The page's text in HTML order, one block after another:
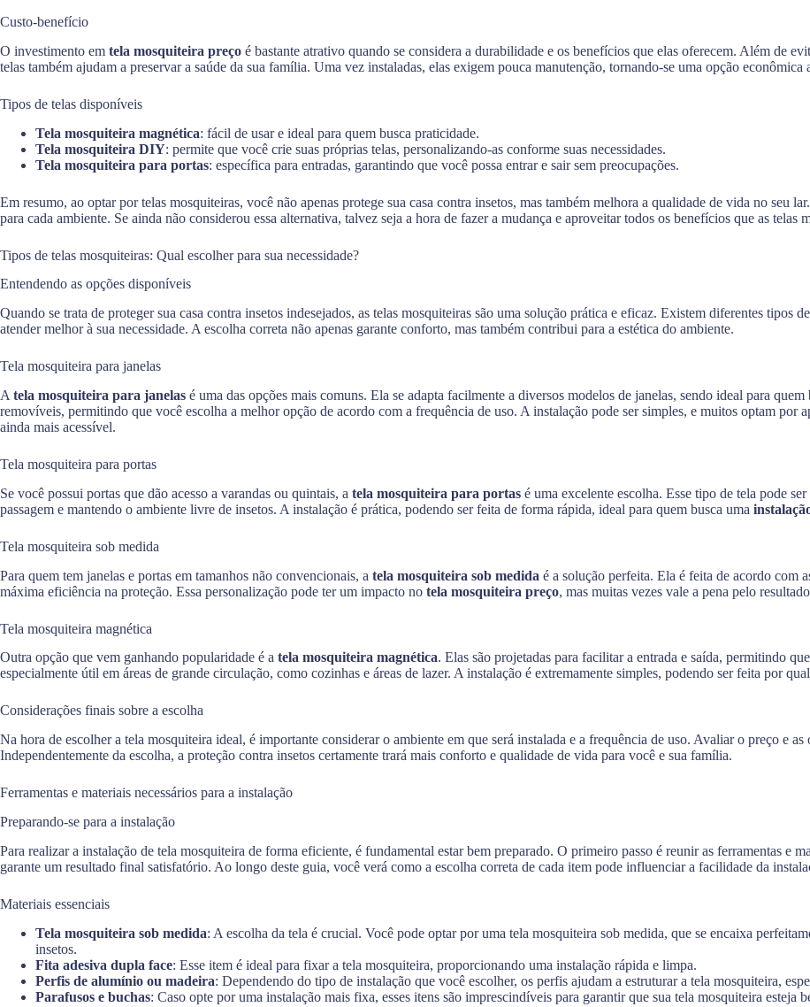
Custo-benefício
O investimento em tela mosquiteira preço é bastante atrativo quando se considera a durabilidade e os benefícios que elas oferecem. Além de
telas também ajudam a preservar a saúde da sua família. Uma vez instaladas, elas exigem pouca manutenção, tornando-se uma opção econômica
Tipos de telas disponíveis
Tela mosquiteira magnética: fácil de usar e ideal para quem busca praticidade.
Tela mosquiteira DIY: permite que você crie suas próprias telas, personalizando-as conforme suas necessidades.
Tela mosquiteira para portas: específica para entradas, garantindo que você possa entrar e sair sem preocupações.
Em resumo, ao optar por telas mosquiteiras, você não apenas protege sua casa contra insetos, mas também melhora a qualidade de vida no seu
para cada ambiente. Se ainda não considerou essa alternativa, talvez seja a hora de fazer a mudança e aproveitar todos os benefícios que as telas
Tipos de telas mosquiteiras: Qual escolher para sua necessidade?
Entendendo as opções disponíveis
Quando se trata de proteger sua casa contra insetos indesejados, as telas mosquiteiras são uma solução prática e eficaz. Existem diferentes tipos
atender melhor à sua necessidade. A escolha correta não apenas garante conforto, mas também contribui para a estética do ambiente.
Tela mosquiteira para janelas
A tela mosquiteira para janelas é uma das opções mais comuns. Ela se adapta facilmente a diversos modelos de janelas, sendo ideal para
removíveis, permitindo que você escolha a melhor opção de acordo com a frequência de uso. A instalação pode ser simples, e muitos optam por
ainda mais acessível.
Tela mosquiteira para portas
Se você possui portas que dão acesso a varandas ou quintais, a tela mosquiteira para portas é uma excelente escolha. Esse tipo de tela pode
passagem e mantendo o ambiente livre de insetos. A instalação é prática, podendo ser feita de forma rápida, ideal para quem busca uma
Tela mosquiteira sob medida
Para quem tem janelas e portas em tamanhos não convencionais, a tela mosquiteira sob medida é a solução perfeita. Ela é feita de acordo com
máxima eficiência na proteção. Essa personalização pode ter um impacto no tela mosquiteira preço, mas muitas vezes vale a pena pelo
Tela mosquiteira magnética
Outra opção que vem ganhando popularidade é a tela mosquiteira magnética. Elas são projetadas para facilitar a entrada e saída, permitindo
especialmente útil em áreas de grande circulação, como cozinhas e áreas de lazer. A instalação é extremamente simples, podendo ser feita por
Considerações finais sobre a escolha
Na hora de escolher a tela mosquiteira ideal, é importante considerar o ambiente em que será instalada e a frequência de uso. Avaliar o preço e
Independentemente da escolha, a proteção contra insetos certamente trará mais conforto e qualidade de vida para você e sua família.
Ferramentas e materiais necessários para a instalação
Preparando-se para a instalação
Para realizar a instalação de tela mosquiteira de forma eficiente, é fundamental estar bem preparado. O primeiro passo é reunir as ferramentas e
garante um resultado final satisfatório. Ao longo deste guia, você verá como a escolha correta de cada item pode influenciar a facilidade da
Materiais essenciais
Tela mosquiteira sob medida: A escolha da tela é crucial. Você pode optar por uma tela mosquiteira sob medida, que se encaixa
insetos.
Fita adesiva dupla face: Esse item é ideal para fixar a tela mosquiteira, proporcionando uma instalação rápida e limpa.
Perfis de alumínio ou madeira: Dependendo do tipo de instalação que você escolher, os perfis ajudam a estruturar a tela mosquiteira,
Parafusos e buchas: Caso opte por uma instalação mais fixa, esses itens são imprescindíveis para garantir que sua tela mosquiteira esteja